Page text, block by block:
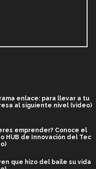
enlace: para llevar a tu
al siguiente nivel (video)
emprender? Conoce el
HUB de Innovación del Tec
que hizo del baile su vida